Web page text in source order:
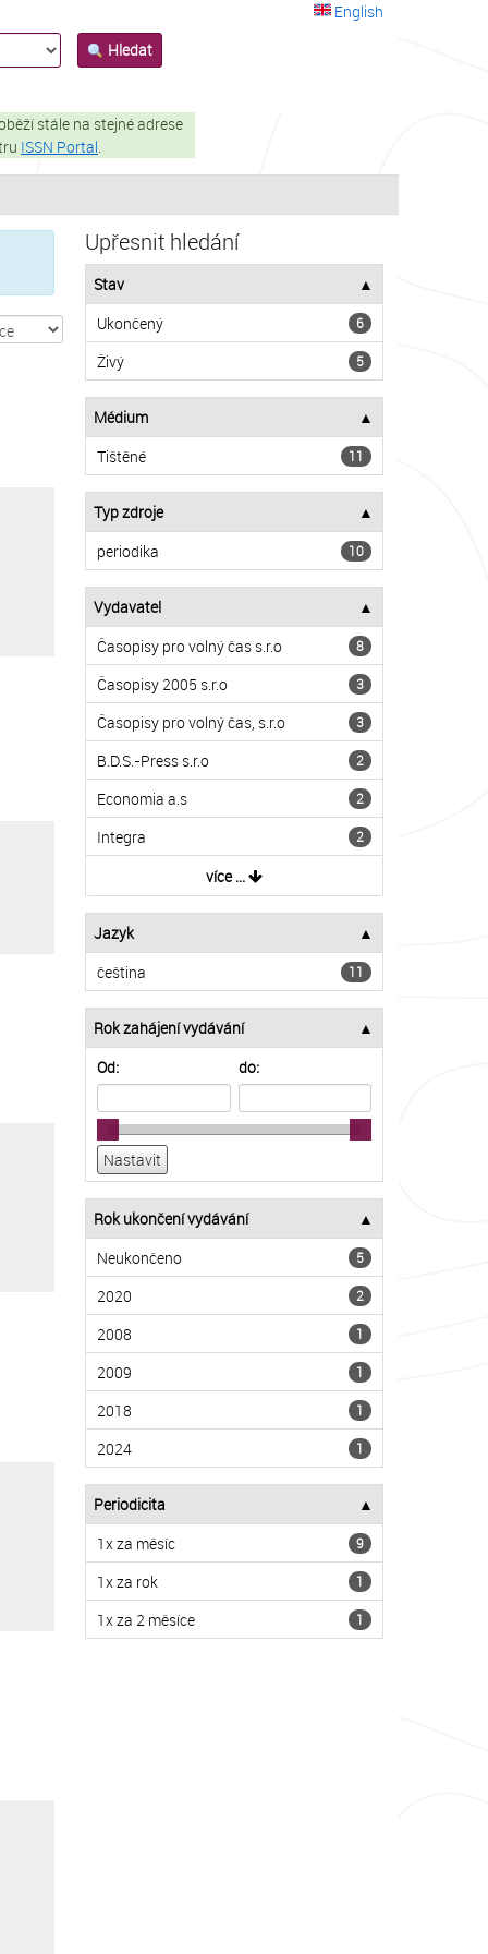
English
Hledat
stále na stejné adrese
ISSN Portal.
Upřesnit hledání
Stav
Ukončený
6
Živý 5
Médium
Tištěné
11
Typ zdroje
periodika
10
Vydavatel
Časopisy pro volný čas s.r.o
8
Časopisy 2005 s.r.o 3
Časopisy pro volný čas, s.r.o 3
B.D.S.-Press s.r.o 2
Economia a.s 2
Integra 2
více ...
Jazyk
čeština
11
Rok zahájení vydávání
Od:
do:
Rok ukončení vydávání
Neukončeno
5
2020 2
2008 1
2009 1
2018 1
2024 1
Periodicita
1x za měsíc
9
1x za rok 1
1x za 2 měsíce 1